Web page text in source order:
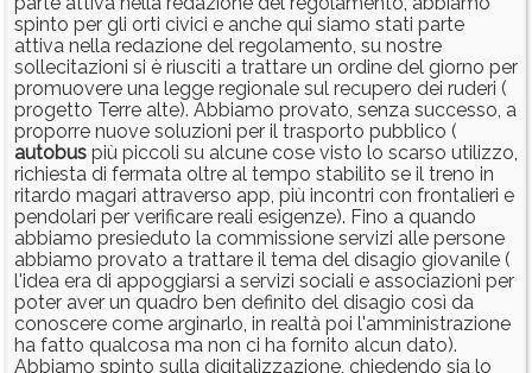
spinto per gli orti civici e anche qui siamo stati parte
attiva nella redazione del regolamento, su nostre
sollecitazioni si è riusciti a trattare un ordine del giorno per
promuovere una legge regionale sul recupero dei ruderi (
progetto Terre alte). Abbiamo provato, senza successo, a
proporre nuove soluzioni per il trasporto pubblico (
autobus più piccoli su alcune cose visto lo scarso utilizzo,
richiesta di fermata oltre al tempo stabilito se il treno in
ritardo magari attraverso app, più incontri con frontalieri e
pendolari per verificare reali esigenze). Fino a quando
abbiamo presieduto la commissione servizi alle persone
abbiamo provato a trattare il tema del disagio giovanile (
l'idea era di appoggiarsi a servizi sociali e associazioni per
poter aver un quadro ben definito del disagio così da
conoscere come arginarlo, in realtà poi l'amministrazione
ha fatto qualcosa ma non ci ha fornito alcun dato).
Abbiamo spinto sulla digitalizzazione, chiedendo sia lo